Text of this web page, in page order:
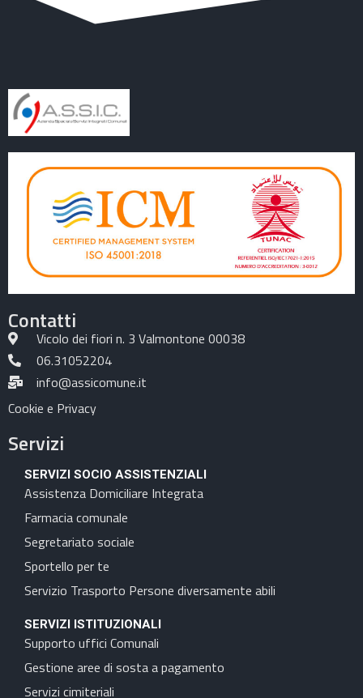
Contatti
Vicolo dei fiori n. 3 Valmontone 00038
06.31052204
info@assicomune.it
Cookie e Privacy
Servizi
SERVIZI SOCIO ASSISTENZIALI
Assistenza Domiciliare Integrata
Farmacia comunale
Segretariato sociale
Sportello per te
Servizio Trasporto Persone diversamente abili
SERVIZI ISTITUZIONALI
Supporto uffici Comunali
Gestione aree di sosta a pagamento
Servizi cimiteriali